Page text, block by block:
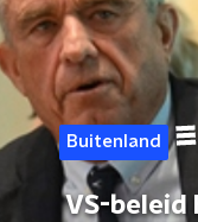
Buitenland
VS-beleid